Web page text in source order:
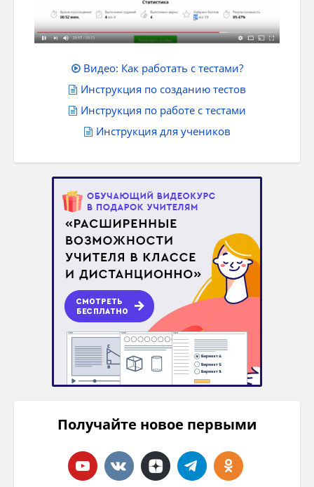
Видео: Как работать с тестами?
Инструкция по созданию тестов
Инструкция по работе с тестами
Инструкция для учеников
Получайте новое первыми